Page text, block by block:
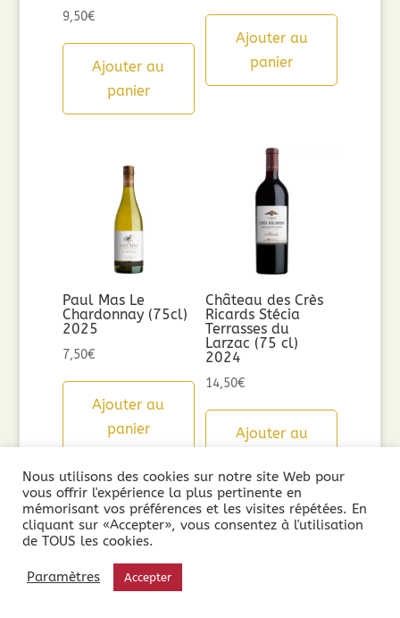
9,50€
Ajouter au
panier
Ajouter au
panier
Paul Mas Le
Chardonnay (75cl)
2025
7,50€
Ajouter au
panier
Château des Crès
Ricards Stécia
Terrasses du
Larzac (75 cl)
2024
14,50€
Ajouter au
Nous utilisons des cookies sur notre site Web pour
vous offrir l'expérience la plus pertinente en
mémorisant vos préférences et les visites répétées. En
cliquant sur «Accepter», vous consentez à l'utilisation
de TOUS les cookies.
Paramètres Accepter